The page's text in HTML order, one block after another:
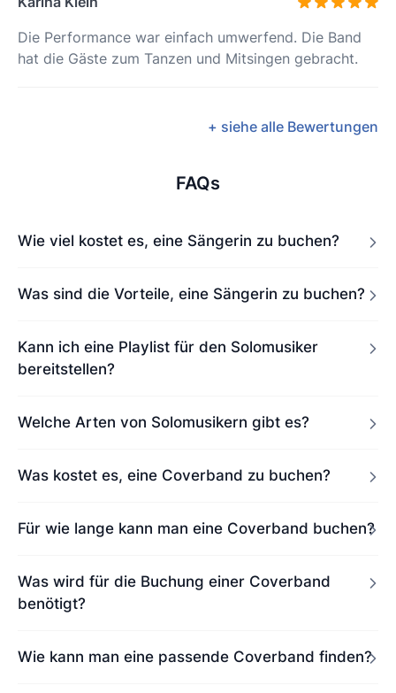
Die Performance war einfach umwerfend. Die Band
hat die Gäste zum Tanzen und Mitsingen gebracht.
+ siehe alle Bewertungen
FAQs
Wie viel kostet es, eine Sängerin zu buchen?
Was sind die Vorteile, eine Sängerin zu buchen?
Kann ich eine Playlist für den Solomusiker
bereitstellen?
Welche Arten von Solomusikern gibt es?
Was kostet es, eine Coverband zu buchen?
Für wie lange kann man eine Coverband buchen?
Was wird für die Buchung einer Coverband
benötigt?
Wie kann man eine passende Coverband finden?